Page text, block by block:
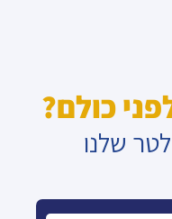
כולם?
שלנו